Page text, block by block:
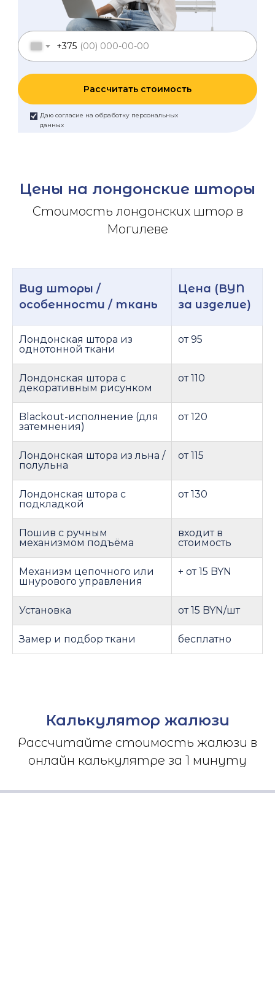
Даю согласие на обработку персональных
данных
+375
Рассчитать стоимость
Цены на лондонские шторы
Стоимость лондонских штор в
Могилеве
Вид шторы /
особенности / ткань
Цена (BYN
за изделие)
Лондонская штора из
однотонной ткани
от 95
Лондонская штора с
декоративным рисунком
от 110
Blackout-исполнение (для
затемнения)
от 120
Лондонская штора из льна /
полульна
от 115
Лондонская штора с
подкладкой
от 130
Пошив с ручным
механизмом подъёма
входит в
стоимость
Механизм цепочного или
шнурового управления
+ от 15 BYN
Установка от 15 BYN/шт
Замер и подбор ткани бесплатно
Калькулятор жалюзи
Рассчитайте стоимость жалюзи в
онлайн калькулятре за 1 минуту